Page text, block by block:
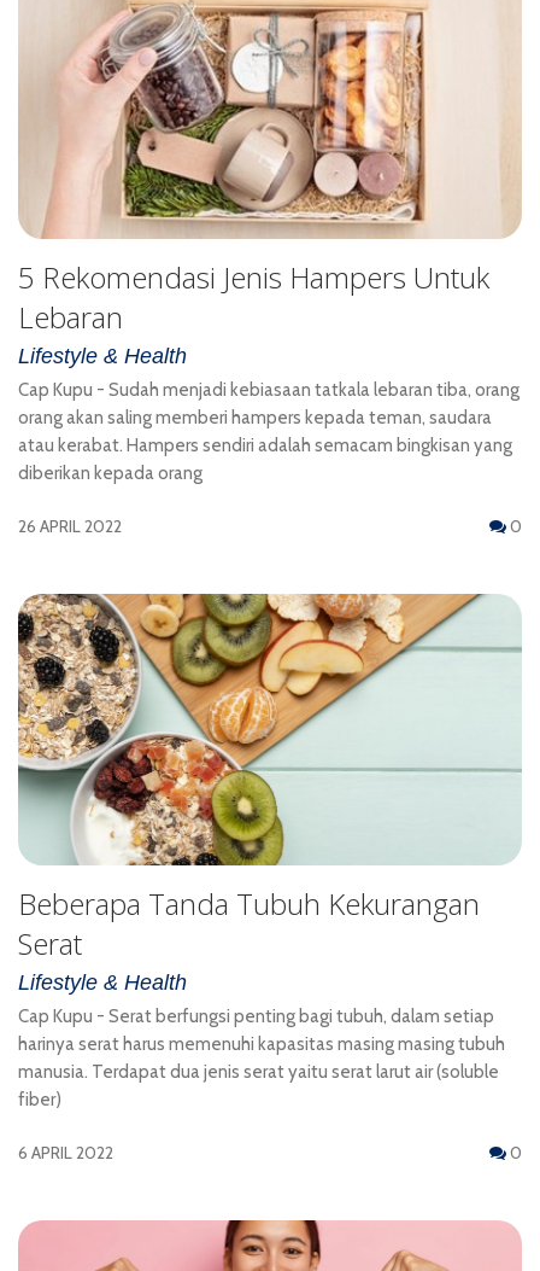
5 Rekomendasi Jenis Hampers Untuk
Lebaran
Lifestyle & Health
Cap Kupu - Sudah menjadi kebiasaan tatkala lebaran tiba, orang
orang akan saling memberi hampers kepada teman, saudara
atau kerabat. Hampers sendiri adalah semacam bingkisan yang
diberikan kepada orang
26 APRIL 2022 0
Beberapa Tanda Tubuh Kekurangan
Serat
Lifestyle & Health
Cap Kupu - Serat berfungsi penting bagi tubuh, dalam setiap
harinya serat harus memenuhi kapasitas masing masing tubuh
manusia. Terdapat dua jenis serat yaitu serat larut air (soluble
fiber)
6 APRIL 2022 0